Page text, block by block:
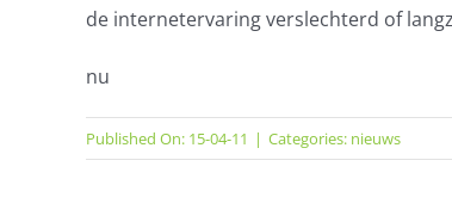
de internetervaring verslechterd of
nu
Published On: 15-04-11 | Categories: nieuws